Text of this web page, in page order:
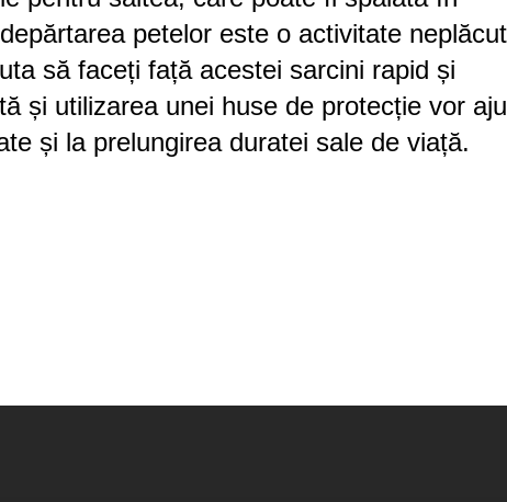
petelor este o activitate
să faceți față acestei sarcini rapid și
și utilizarea unei huse de protecție vor
și la prelungirea duratei sale de viață.